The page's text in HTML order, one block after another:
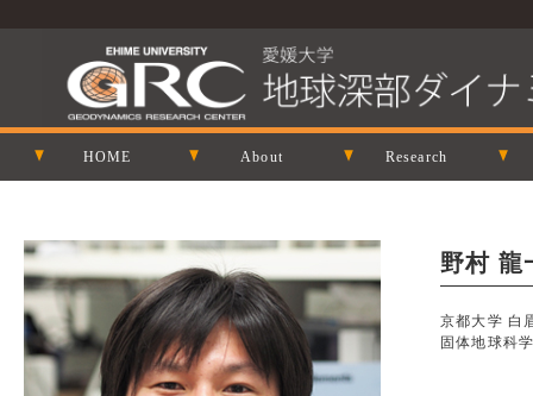
HOME About Research
野村 龍
京都大学 白
固体地球科